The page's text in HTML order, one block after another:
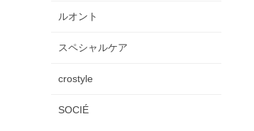
ルオント
スペシャルケア
crostyle
SOCIÉ